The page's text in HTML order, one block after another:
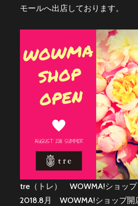
モールへ出店しております。
tre（トレ） WOWMA!ショップ
2018.8月 WOWMA!ショップ開